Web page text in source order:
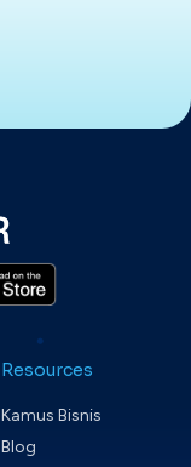
Resources
Kamus Bisnis
Blog